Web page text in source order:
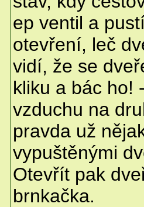
ep ventil a
otevření, leč
vidí, že se
kliku a bác ho!
vzduchu na
pravda už
vypuštěnými
Otevřít pak
brnkačka.